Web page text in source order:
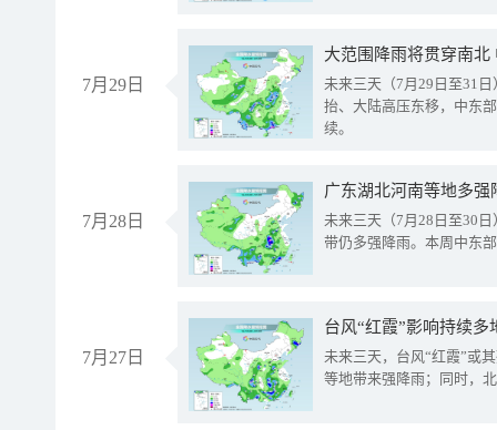
7月29日
大范围降雨将贯穿南
未来三天（7月29日至31
抬、大陆高压东移，中东
续。
7月28日
广东湖北河南等地多
未来三天（7月28日至30
带仍多强降雨。本周中东
7月27日
台风“红霞”影响持续
未来三天，台风“红霞”或
等地带来强降雨；同时，